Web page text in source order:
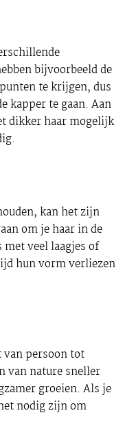
bijvoorbeeld de
te krijgen, dus
kapper te gaan. Aan
dikker haar mogelijk
kan het zijn
om je haar in de
met veel laagjes of
hun vorm verliezen
van persoon tot
van nature sneller
groeien. Als je
nodig zijn om